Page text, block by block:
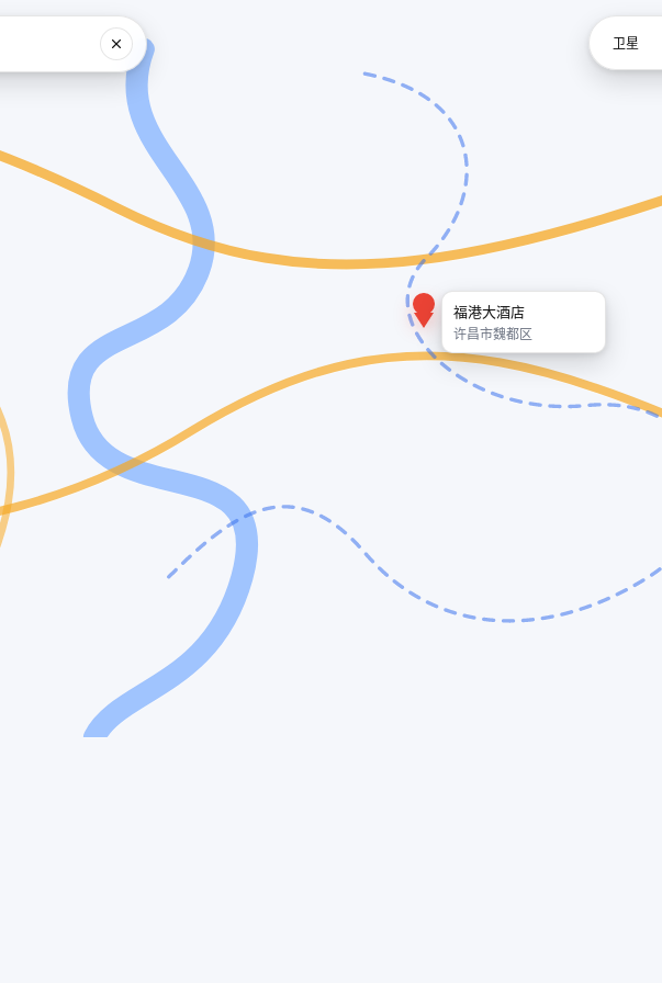
福港大酒店
许昌市魏都区
卫星